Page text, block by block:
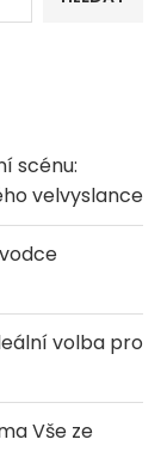
scénu:
velvyslance
volba pro
Vše ze